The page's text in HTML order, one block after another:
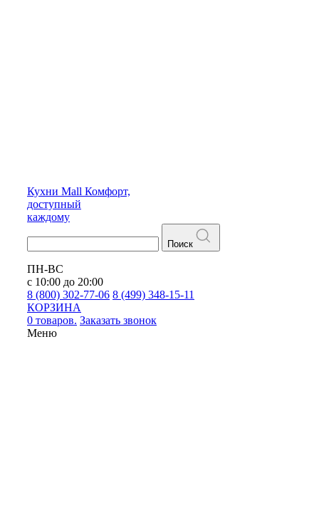
Кухни Mall Комфорт,
доступный
каждому
Поиск
ПН-ВС
с 10:00 до 20:00
8 (800) 302-77-06 8 (499) 348-15-11
КОРЗИНА
0 товаров. Заказать звонок
Меню